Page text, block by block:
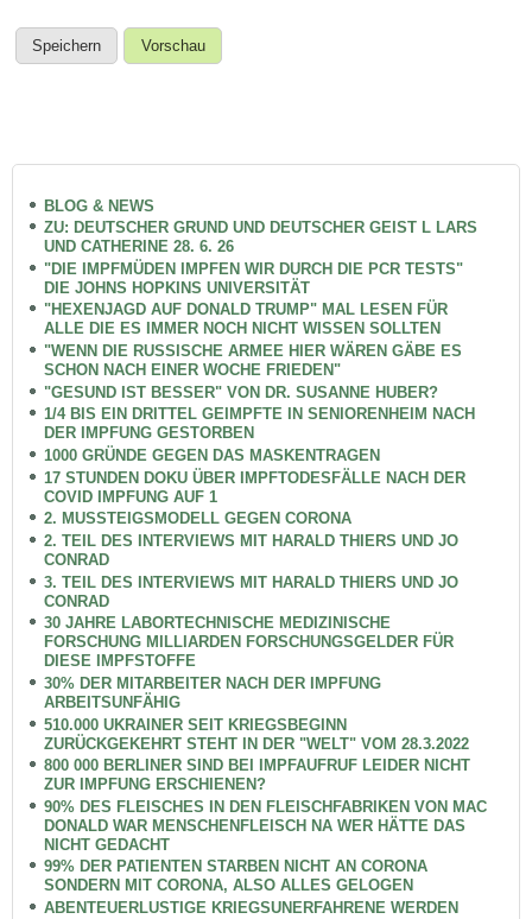
BLOG & NEWS
ZU: DEUTSCHER GRUND UND DEUTSCHER GEIST L LARS
UND CATHERINE 28. 6. 26
"DIE IMPFMÜDEN IMPFEN WIR DURCH DIE PCR TESTS"
DIE JOHNS HOPKINS UNIVERSITÄT
"HEXENJAGD AUF DONALD TRUMP" MAL LESEN FÜR
ALLE DIE ES IMMER NOCH NICHT WISSEN SOLLTEN
"WENN DIE RUSSISCHE ARMEE HIER WÄREN GÄBE ES
SCHON NACH EINER WOCHE FRIEDEN"
"GESUND IST BESSER" VON DR. SUSANNE HUBER?
1/4 BIS EIN DRITTEL GEIMPFTE IN SENIORENHEIM NACH
DER IMPFUNG GESTORBEN
1000 GRÜNDE GEGEN DAS MASKENTRAGEN
17 STUNDEN DOKU ÜBER IMPFTODESFÄLLE NACH DER
COVID IMPFUNG AUF 1
2. MUSSTEIGSMODELL GEGEN CORONA
2. TEIL DES INTERVIEWS MIT HARALD THIERS UND JO
CONRAD
3. TEIL DES INTERVIEWS MIT HARALD THIERS UND JO
CONRAD
30 JAHRE LABORTECHNISCHE MEDIZINISCHE
FORSCHUNG MILLIARDEN FORSCHUNGSGELDER FÜR
DIESE IMPFSTOFFE
30% DER MITARBEITER NACH DER IMPFUNG
ARBEITSUNFÄHIG
510.000 UKRAINER SEIT KRIEGSBEGINN
ZURÜCKGEKEHRT STEHT IN DER "WELT" VOM 28.3.2022
800 000 BERLINER SIND BEI IMPFAUFRUF LEIDER NICHT
ZUR IMPFUNG ERSCHIENEN?
90% DES FLEISCHES IN DEN FLEISCHFABRIKEN VON MAC
DONALD WAR MENSCHENFLEISCH NA WER HÄTTE DAS
NICHT GEDACHT
99% DER PATIENTEN STARBEN NICHT AN CORONA
SONDERN MIT CORONA, ALSO ALLES GELOGEN
ABENTEUERLUSTIGE KRIEGSUNERFAHRENE WERDEN